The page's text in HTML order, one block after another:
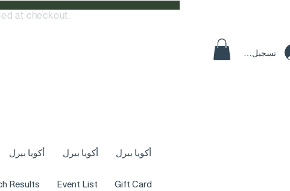
at checkout.
تسجيل الدخول
أكويا بيرل أكويا بيرل أكويا بيرل
Results Event List Gift Card